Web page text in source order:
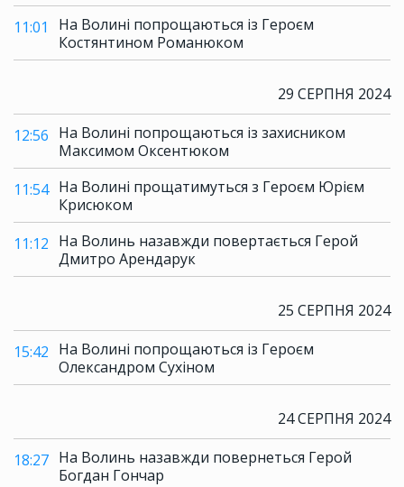
11:01
На Волині попрощаються із Героєм
Костянтином Романюком
29 СЕРПНЯ 2024
12:56 На Волині попрощаються із захисником
Максимом Оксентюком
11:54 На Волині прощатимуться з Героєм Юрієм
Крисюком
11:12 На Волинь назавжди повертається Герой
Дмитро Арендарук
25 СЕРПНЯ 2024
15:42 На Волині попрощаються із Героєм
Олександром Сухіном
24 СЕРПНЯ 2024
18:27 На Волинь назавжди повернеться Герой
Богдан Гончар